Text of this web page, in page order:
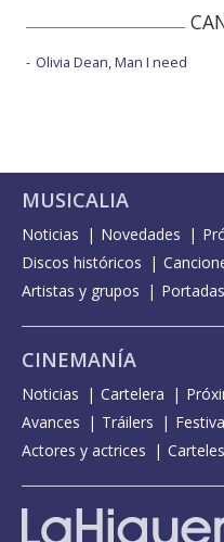
Olivia Dean, Man I need
MUSICALIA
Noticias Novedades
Discos históricos
Artistas y grupos
Portadas
CINEMANÍA
Noticias Cartelera
Avances
Tráilers
Actores y actrices
Carteles